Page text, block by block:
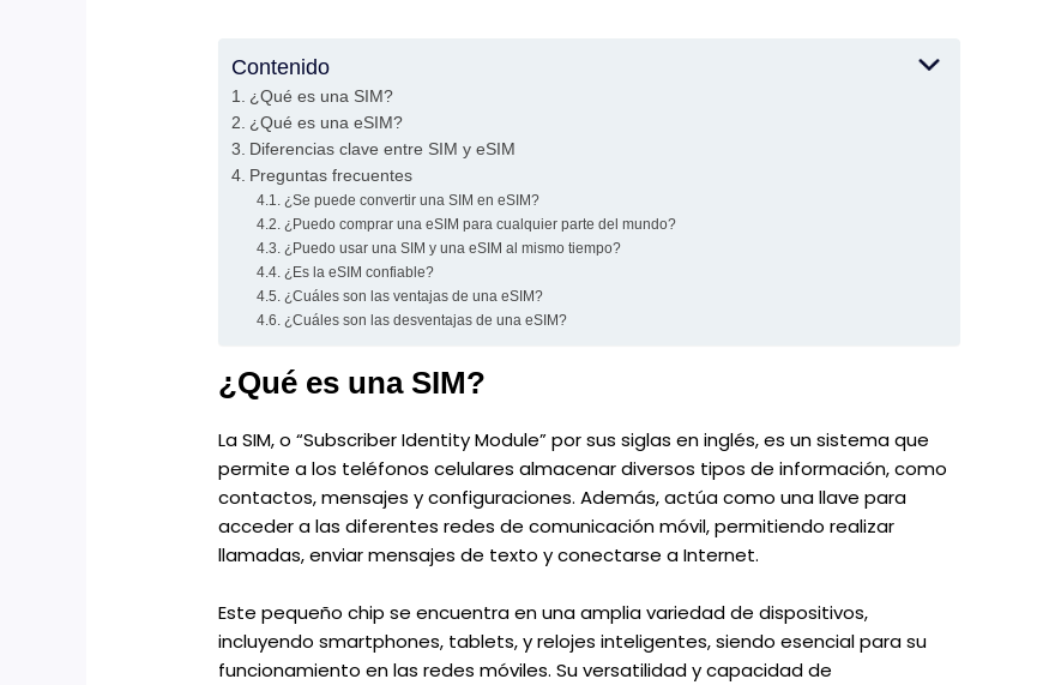
Contenido
¿Qué es una SIM?
¿Qué es una eSIM?
Diferencias clave entre SIM y eSIM
Preguntas frecuentes
¿Se puede convertir una SIM en eSIM?
¿Puedo comprar una eSIM para cualquier parte del mundo?
¿Puedo usar una SIM y una eSIM al mismo tiempo?
¿Es la eSIM confiable?
¿Cuáles son las ventajas de una eSIM?
¿Cuáles son las desventajas de una eSIM?
¿Qué es una SIM?
La SIM, o “Subscriber Identity Module” por sus siglas en inglés, es un sistema que
permite a los teléfonos celulares almacenar diversos tipos de información, como
contactos, mensajes y configuraciones. Además, actúa como una llave para
acceder a las diferentes redes de comunicación móvil, permitiendo realizar
llamadas, enviar mensajes de texto y conectarse a Internet.
Este pequeño chip se encuentra en una amplia variedad de dispositivos,
incluyendo smartphones, tablets, y relojes inteligentes, siendo esencial para su
funcionamiento en las redes móviles. Su versatilidad y capacidad de